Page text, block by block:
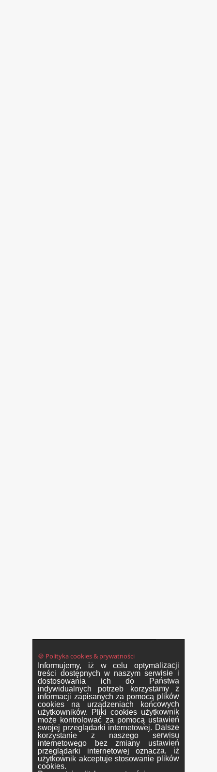
🍪 Polityka cookies & prywatności
Informujemy, iż w celu optymalizacji
treści dostępnych w naszym serwisie i
dostosowania ich do Państwa
indywidualnych potrzeb korzystamy z
informacji zapisanych za pomocą plików
cookies na urządzeniach końcowych
użytkowników. Pliki cookies użytkownik
może kontrolować za pomocą ustawień
swojej przeglądarki internetowej. Dalsze
korzystanie z naszego serwisu
internetowego bez zmiany ustawień
przeglądarki internetowej oznacza, iż
użytkownik akceptuje stosowanie plików
cookies.